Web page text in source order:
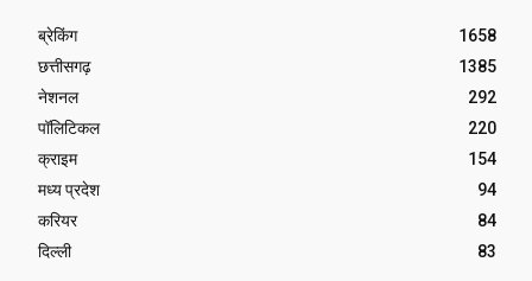
ब्रेकिंग
1658
छत्तीसगढ़
1385
नेशनल
292
पॉलिटिकल
220
क्राइम
154
मध्य प्रदेश
94
करियर
84
दिल्ली
83